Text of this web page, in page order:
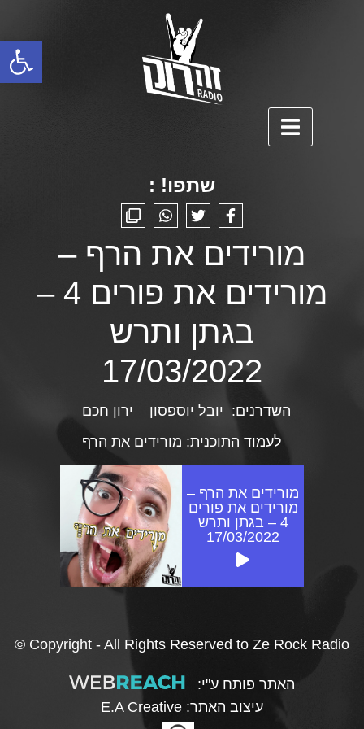
פתח סרגל נגישות
שתפו! :
מורידים את הרף –
מורידים את פורים 4 –
בגתן ותרש
17/03/2022
השדרנים: יובל יוספסון
ירון חכם
לעמוד התוכנית: מורידים את הרף
מורידים את הרף –
מורידים את פורים
4 – בגתן ותרש
17/03/2022
© Copyright - All Rights Reserved to Ze Rock Radio
האתר פותח ע"י:
עיצוב האתר: E.A Creative